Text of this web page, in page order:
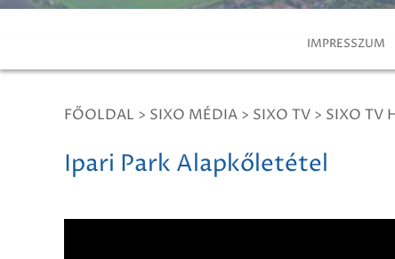
IMPRESSZUM
FŐOLDAL > SIXO MÉDIA > SIXO TV > SIXO TV
Ipari Park Alapkőletétel